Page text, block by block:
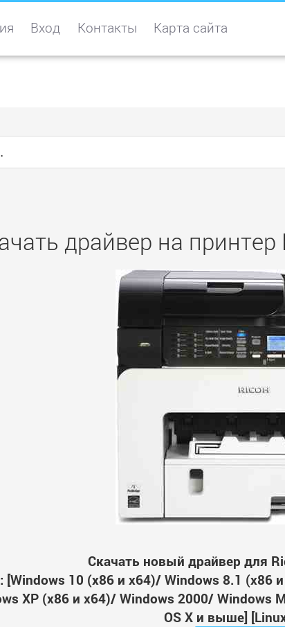
Вход Контакты Карта сайта
драйвер на
Скачать новый драйвер для
[Windows 10 (x86 и x64)/ Windows 8.1
XP (x86 и x64)/ Windows 2000/ Windows
OS X и выше]